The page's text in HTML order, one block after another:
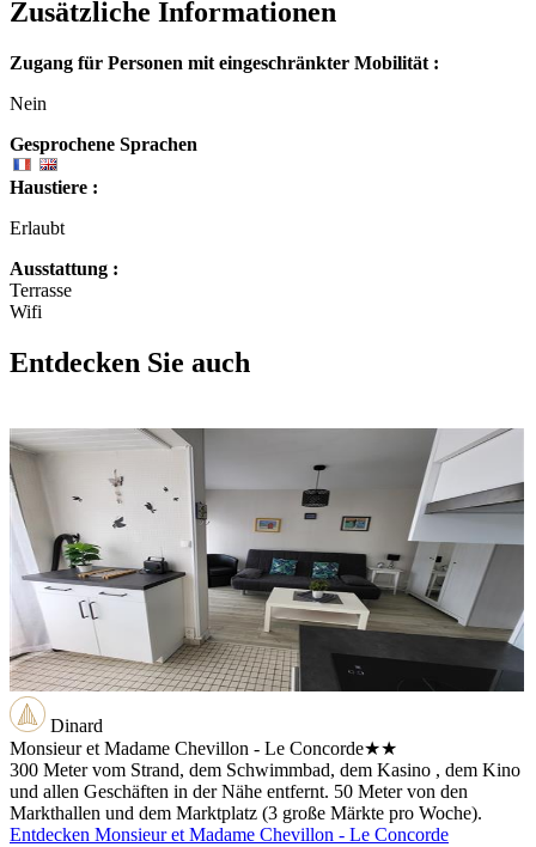
Zusätzliche Informationen
Zugang für Personen mit eingeschränkter Mobilität :
Nein
Gesprochene Sprachen
Haustiere :
Erlaubt
Ausstattung :
Terrasse
Wifi
Entdecken Sie auch
Dinard
Monsieur et Madame Chevillon - Le Concorde★★
300 Meter vom Strand, dem Schwimmbad, dem Kasino , dem Kino
und allen Geschäften in der Nähe entfernt. 50 Meter von den
Markthallen und dem Marktplatz (3 große Märkte pro Woche).
Entdecken Monsieur et Madame Chevillon - Le Concorde